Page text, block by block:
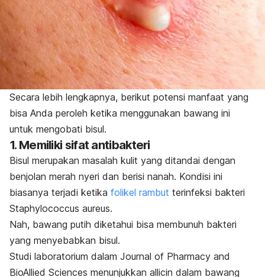
Secara lebih lengkapnya, berikut potensi manfaat yang
bisa Anda peroleh ketika menggunakan bawang ini
untuk mengobati bisul.
1. Memiliki sifat antibakteri
Bisul merupakan masalah kulit yang ditandai dengan
benjolan merah nyeri dan berisi nanah. Kondisi ini
biasanya terjadi ketika folikel rambut terinfeksi bakteri
Staphylococcus aureus.
Nah, bawang putih diketahui bisa membunuh bakteri
yang menyebabkan bisul.
Studi laboratorium dalam Journal of Pharmacy and
BioAllied Sciences menunjukkan allicin dalam bawang